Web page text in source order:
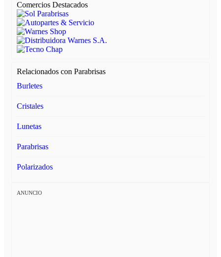
Comercios Destacados
Relacionados con Parabrisas
Burletes
Cristales
Lunetas
Parabrisas
Polarizados
ANUNCIO